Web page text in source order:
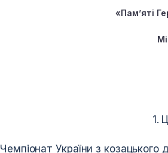
«Пам’яті
1. Цілі та
Чемпіонат України з козацького